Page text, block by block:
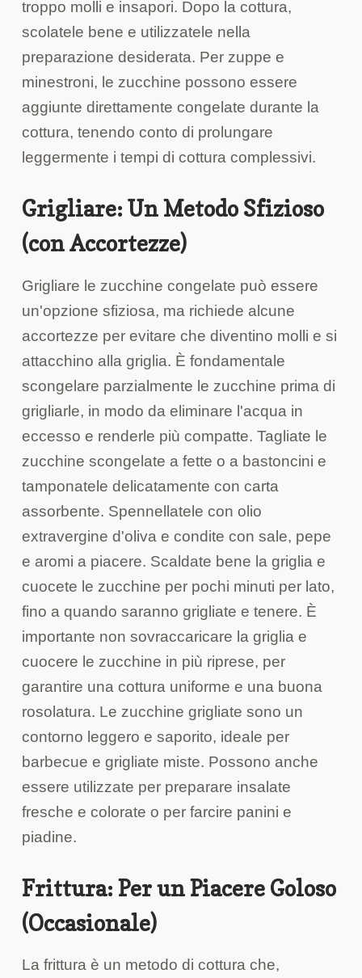
troppo molli e insapori. Dopo la cottura,
scolatele bene e utilizzatele nella
preparazione desiderata. Per zuppe e
minestroni, le zucchine possono essere
aggiunte direttamente congelate durante la
cottura, tenendo conto di prolungare
leggermente i tempi di cottura complessivi.
Grigliare: Un Metodo Sfizioso
(con Accortezze)
Grigliare le zucchine congelate può essere
un'opzione sfiziosa, ma richiede alcune
accortezze per evitare che diventino molli e si
attacchino alla griglia. È fondamentale
scongelare parzialmente le zucchine prima di
grigliarle, in modo da eliminare l'acqua in
eccesso e renderle più compatte. Tagliate le
zucchine scongelate a fette o a bastoncini e
tamponatele delicatamente con carta
assorbente. Spennellatele con olio
extravergine d'oliva e condite con sale, pepe
e aromi a piacere. Scaldate bene la griglia e
cuocete le zucchine per pochi minuti per lato,
fino a quando saranno grigliate e tenere. È
importante non sovraccaricare la griglia e
cuocere le zucchine in più riprese, per
garantire una cottura uniforme e una buona
rosolatura. Le zucchine grigliate sono un
contorno leggero e saporito, ideale per
barbecue e grigliate miste. Possono anche
essere utilizzate per preparare insalate
fresche e colorate o per farcire panini e
piadine.
Frittura: Per un Piacere Goloso
(Occasionale)
La frittura è un metodo di cottura che,